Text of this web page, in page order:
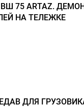
75 ARTAZ.
НА ТЕЛЕЖКЕ
ДЛЯ